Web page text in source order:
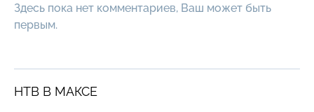
Здесь пока нет комментариев, Ваш может быть
первым.
НТВ В МАКСЕ